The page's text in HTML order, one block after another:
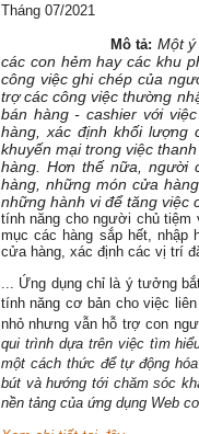
Tháng 07/2021
Mô tả: Một
các con hẻm hay các khu
công việc ghi chép của
trợ các công việc thường
bán hàng - cashier với
hàng, xác định khối lượng
khuyến mại trong việc
hàng. Hơn thế nữa, người
hàng, những món cửa
những hành vi để tăng việc
tính năng cho người chủ tiệm
mục các hàng sắp hết, nhập
cửa hàng, xác định các vị trí
... Ứng dụng chỉ là ý tưởng
tính năng cơ bản cho việc
nhỏ nhưng vẫn hỗ trợ con
qui trình dựa trên việc tìm
một cách thức để tự động
bút và hướng tới chăm sóc
nền tảng của ứng dụng Web